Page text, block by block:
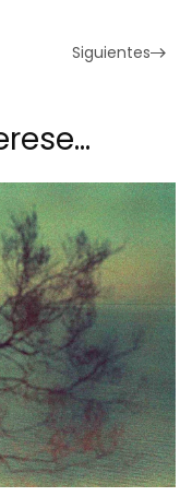
Siguientes